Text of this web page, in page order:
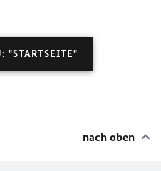
"STARTSEITE"
nach oben